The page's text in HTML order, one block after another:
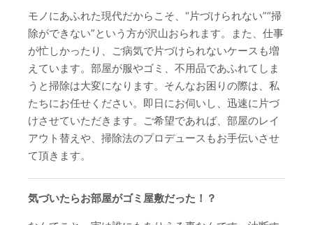
モノにあふれた現代だからこそ、“片づけられない”“掃
除ができない”という方が沢山おられます。また、仕事
が忙しかったり、ご病気で片づけられないケースも増
えています。部屋が服やゴミ、不用品であふれてしま
うと掃除は大変になります。そんなお困りの際は、私
たちにお任せください。即日にお伺いし、迅速に片づ
けさせていただきます。ご希望であれば、部屋のレイ
アウト替えや、掃除法のプロデュースもお手伝いさせ
て頂きます。
気づいたらお部屋がゴミ屋敷だった！？